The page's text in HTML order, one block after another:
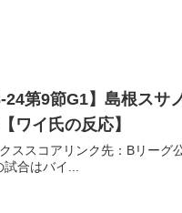
24第9節G1】島根スサ
ワイ氏の反応】
ススコアリンク先：Bリーグ
合はバイ...